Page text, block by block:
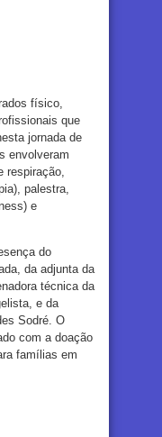
físico,
que
jornada de
envolveram
respiração,
palestra,
e
do
da adjunta da
técnica da
e da
Sodré. O
com a doação
famílias em